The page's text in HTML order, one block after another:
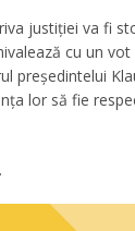
justiției va fi
cu un
președintelui
lor să fie